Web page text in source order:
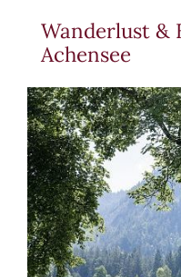
Wanderlust &
Achensee